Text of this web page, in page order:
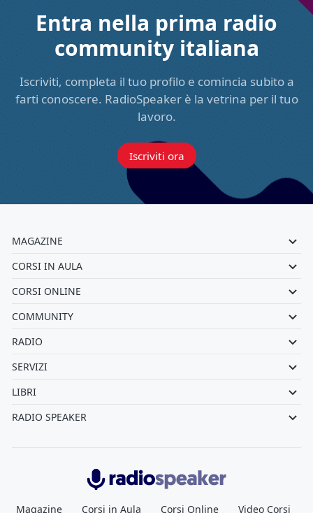
Entra nella prima radio
community italiana
Iscriviti, completa il tuo profilo e comincia subito a
farti conoscere. RadioSpeaker è la vetrina per il tuo
lavoro.
Iscriviti ora
MAGAZINE
CORSI IN AULA
CORSI ONLINE
COMMUNITY
RADIO
SERVIZI
LIBRI
RADIO SPEAKER
Radiospeaker.it
Magazine Corsi in Aula Corsi Online Video Corsi